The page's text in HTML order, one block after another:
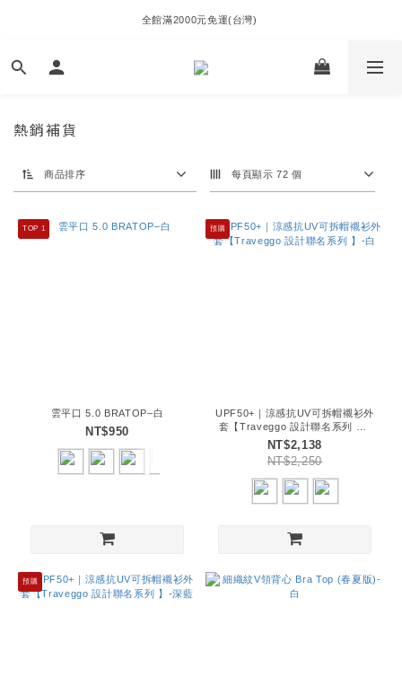
全館滿2000元免運(台灣)
熱銷補貨
商品排序 每頁顯示 72 個
TOP 1
雲平口 5.0 BRATOP–白
NT$950
預購
UPF50+｜涼感抗UV可拆帽襯衫外
套【Traveggo 設計聯名系列 】-
白
NT$2,138
NT$2,250
預購